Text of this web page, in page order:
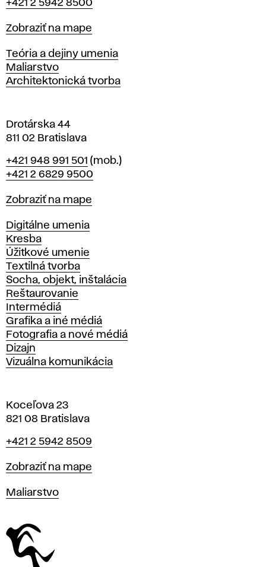
a
i
l
a
v
+421 2 5942 8500
Mapa
Zobraziť na mape
Katedry
Teória a dejiny umenia
Maliarstvo
Architektonická tvorba
Drotárska 44
811 02 Bratislava
Telefón
+421 948 991 501 (mob.)
+421 2 6829 9500
Mapa
Zobraziť na mape
Katedry
Digitálne umenia
Kresba
Úžitkové umenie
Textilná tvorba
Socha, objekt, inštalácia
Reštaurovanie
Intermédiá
Grafika a iné médiá
Fotografia a nové médiá
Dizajn
Vizuálna komunikácia
Koceľova 23
821 08 Bratislava
Telefón
+421 2 5942 8509
Mapa
Zobraziť na mape
Katedry
Maliarstvo